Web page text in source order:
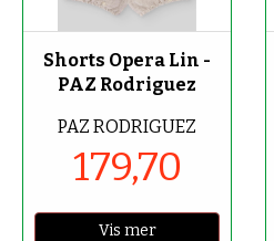
-70%
Shorts Opera Lin -
PAZ Rodriguez
PAZ RODRIGUEZ
179,70
Vis mer